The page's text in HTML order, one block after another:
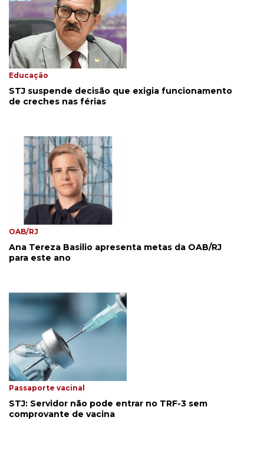
Educação
STJ suspende decisão que exigia funcionamento
de creches nas férias
OAB/RJ
Ana Tereza Basilio apresenta metas da OAB/RJ
para este ano
Passaporte vacinal
STJ: Servidor não pode entrar no TRF-3 sem
comprovante de vacina